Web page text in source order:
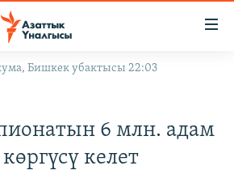
Бишкек убактысы 22:03
6 млн. адам
келет